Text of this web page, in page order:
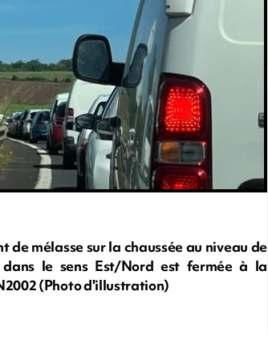
de mélasse sur la chaussée au niveau de
le sens Est/Nord est fermée à la
(Photo d'illustration)